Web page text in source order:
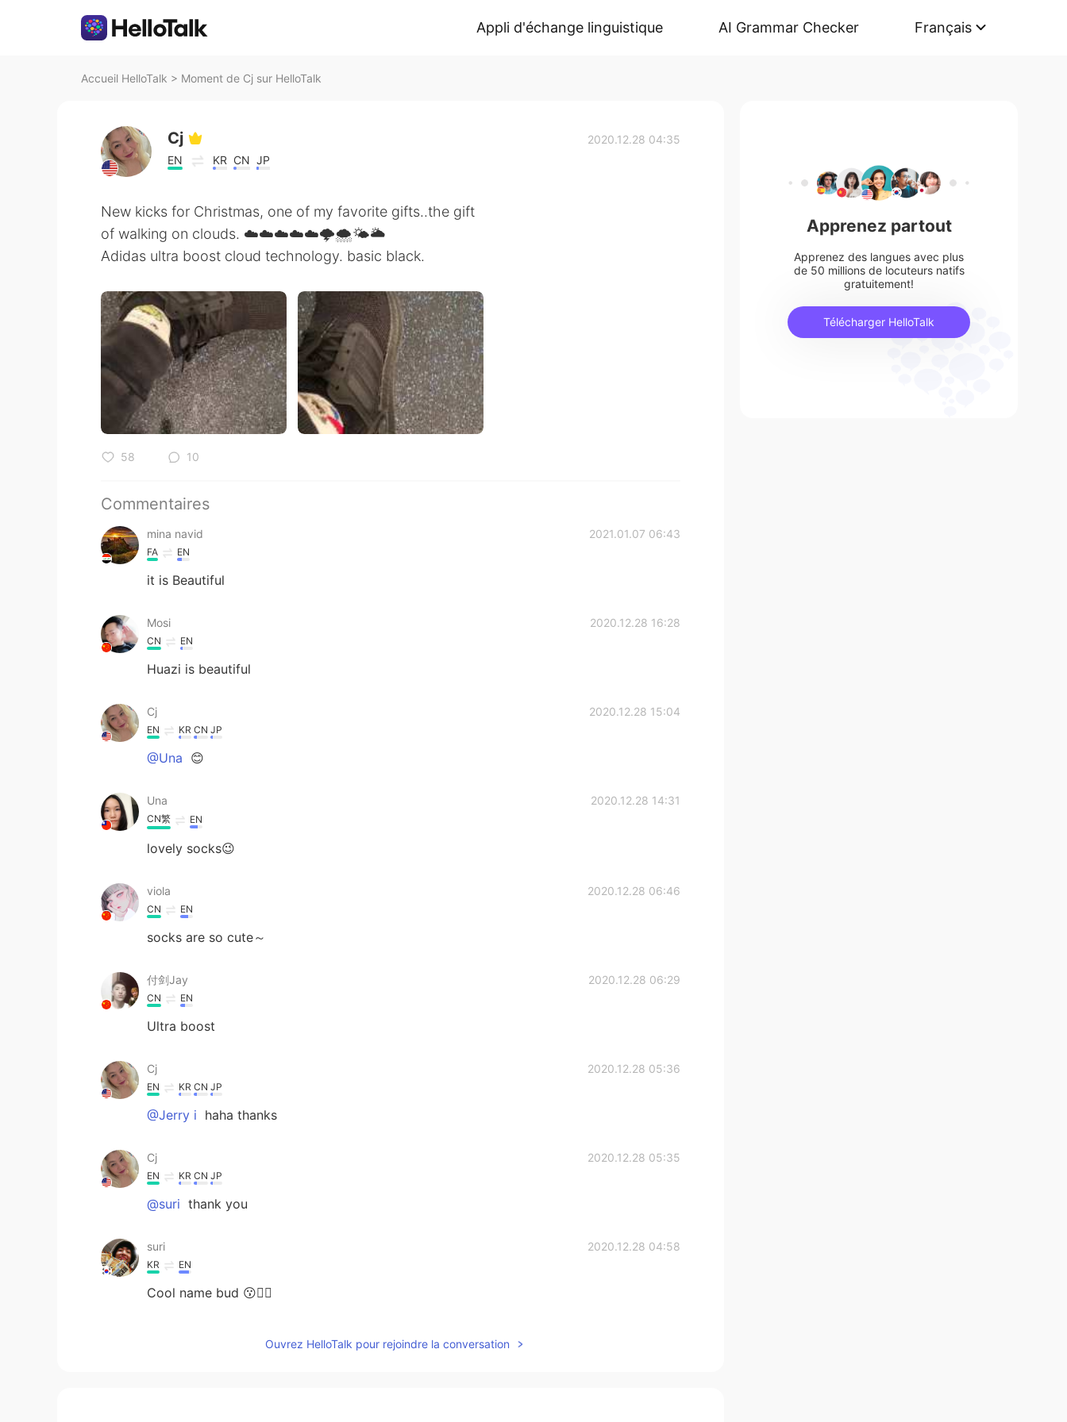
Appli d'échange linguistique AI Grammar Checker Français
Accueil HelloTalk > Moment de Cj sur HelloTalk
Cj
EN KR CN JP
2020.12.28 04:35
New kicks for Christmas, one of my favorite gifts..the gift
of walking on clouds. ☁️☁️☁️☁️☁️🌩🌨🌤🌥
Adidas ultra boost cloud technology. basic black.
58 10
Commentaires
mina navid 2021.01.07 06:43
FA EN
it is Beautiful
Mosi 2020.12.28 16:28
CN EN
Huazi is beautiful
Cj 2020.12.28 15:04
EN KR CN JP
@Una 😊
Una 2020.12.28 14:31
CN繁 EN
lovely socks😉
viola 2020.12.28 06:46
CN EN
socks are so cute～
付剑Jay 2020.12.28 06:29
CN EN
Ultra boost
Cj 2020.12.28 05:36
EN KR CN JP
@Jerry i haha thanks
Cj 2020.12.28 05:35
EN KR CN JP
@suri thank you
suri 2020.12.28 04:58
KR EN
Cool name bud 😗✊🏼
Ouvrez HelloTalk pour rejoindre la conversation
Apprenez partout
Apprenez des langues avec plus
de 50 millions de locuteurs natifs
gratuitement!
Télécharger HelloTalk